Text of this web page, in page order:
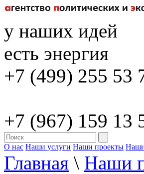
у наших идей
есть энергия
+7 (499) 255 53
+7 (967) 159 13
О нас Наши услуги Наши проекты
Главная \ Наши